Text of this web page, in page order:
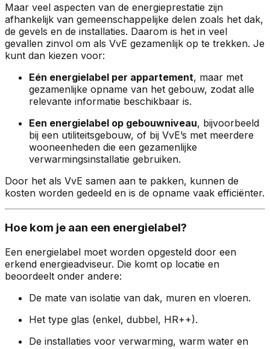
Maar veel aspecten van de energieprestatie zijn
afhankelijk van gemeenschappelijke delen zoals het dak,
de gevels en de installaties. Daarom is het in veel
gevallen zinvol om als VvE gezamenlijk op te trekken. Je
kunt dan kiezen voor:
Eén energielabel per appartement, maar met
gezamenlijke opname van het gebouw, zodat alle
relevante informatie beschikbaar is.
Een energielabel op gebouwniveau, bijvoorbeeld
bij een utiliteitsgebouw, of bij VvE’s met meerdere
wooneenheden die een gezamenlijke
verwarmingsinstallatie gebruiken.
Door het als VvE samen aan te pakken, kunnen de
kosten worden gedeeld en is de opname vaak efficiënter.
Hoe kom je aan een energielabel?
Een energielabel moet worden opgesteld door een
erkend energieadviseur. Die komt op locatie en
beoordeelt onder andere:
De mate van isolatie van dak, muren en vloeren.
Het type glas (enkel, dubbel, HR++).
De installaties voor verwarming, warm water en